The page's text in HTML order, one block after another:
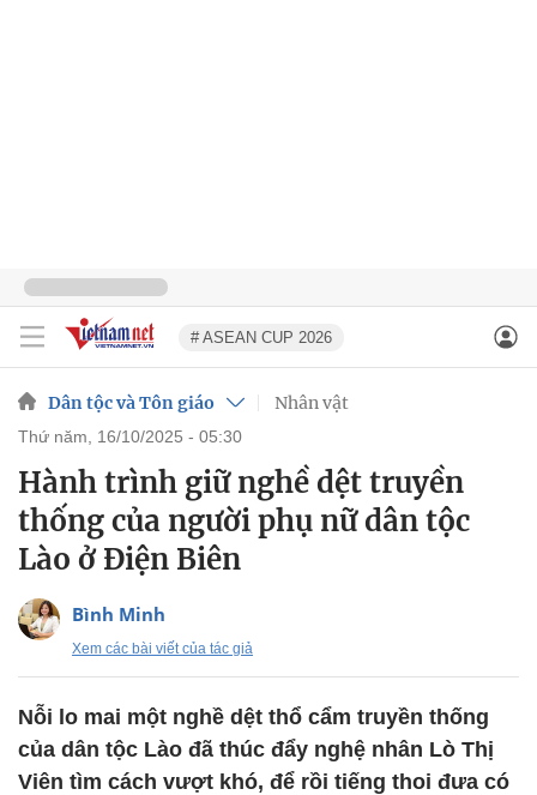
# ASEAN CUP 2026
Dân tộc và Tôn giáo Nhân vật
thứ năm, 16/10/2025 - 05:30
Hành trình giữ nghề dệt truyền
thống của người phụ nữ dân tộc
Lào ở Điện Biên
Bình Minh
Xem các bài viết của tác giả
Nỗi lo mai một nghề dệt thổ cẩm truyền thống
của dân tộc Lào đã thúc đẩy nghệ nhân Lò Thị
Viên tìm cách vượt khó, để rồi tiếng thoi đưa có